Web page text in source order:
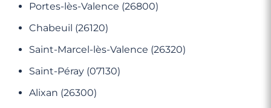
Portes-lès-Valence (26800)
Chabeuil (26120)
Saint-Marcel-lès-Valence (26320)
Saint-Péray (07130)
Alixan (26300)